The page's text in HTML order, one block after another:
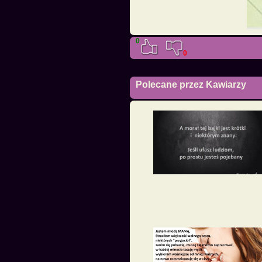
0
0
Polecane przez Kawiarzy